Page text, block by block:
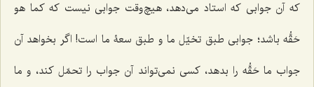
که آن جوابی که استاد می‌دهد، هیچ‌وقت جوابی نیست که کما هو
حَقُّه باشد؛ جوابی طبق تخیّل ما و طبق سعۀ ما است! اگر بخواهد آن
جواب ما حَقُّه را بدهد، کسی نمی‌تواند آن جواب را تحمّل کند، و ما